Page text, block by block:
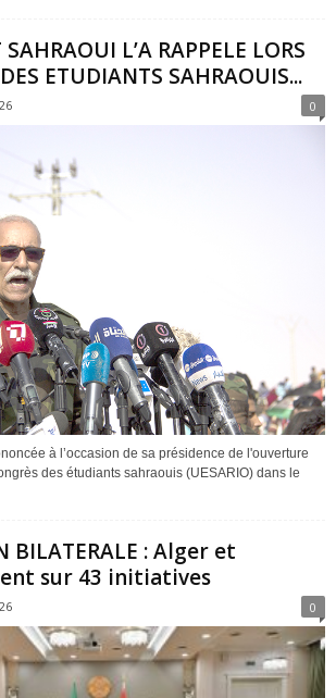
SAHRAOUI L’A RAPPELE LORS
ETUDIANTS SAHRAOUIS...
0
à l’occasion de sa présidence de l'ouverture
des étudiants sahraouis (UESARIO) dans le
BILATERALE : Alger et
sur 43 initiatives
0